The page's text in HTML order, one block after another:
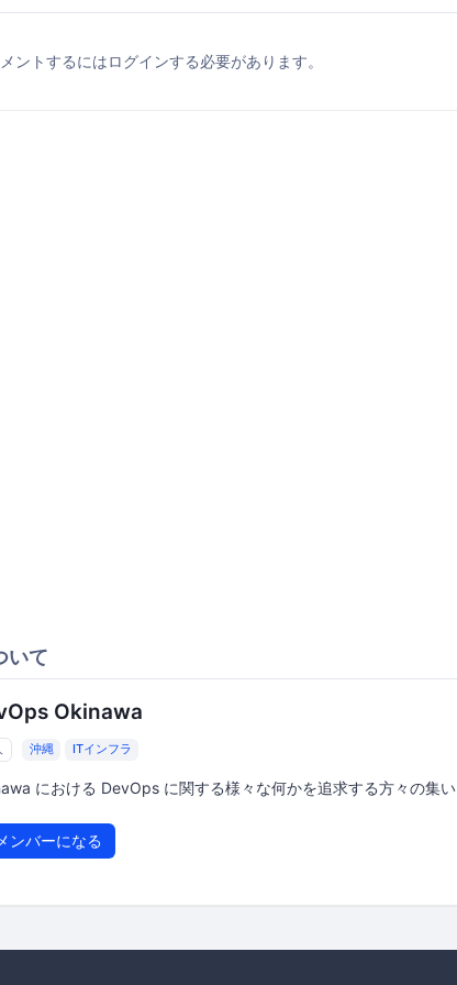
ントするにはログインする必要があります。
いて
Okinawa
沖縄 ITインフラ
における DevOps に関する様々な何かを追求する方々の集い
メンバーになる